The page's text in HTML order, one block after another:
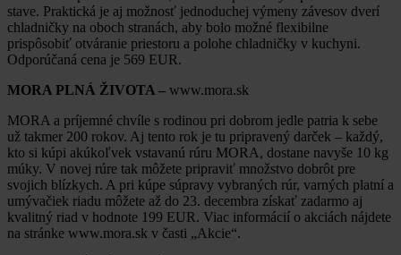
stave. Praktická je aj možnosť jednoduchej výmeny závesov dverí
chladničky na oboch stranách, aby bolo možné flexibilne
prispôsobiť otváranie priestoru a polohe chladničky v kuchyni.
Odporúčaná cena je 569 EUR.
MORA PLNÁ ŽIVOTA – www.mora.sk
MORA a príjemné chvíle s rodinou pri dobrom jedle patria k sebe
už takmer 200 rokov. Aj tento rok je tu pripravený darček – každý,
kto si kúpi akúkoľvek vstavanú rúru MORA, dostane navyše 10 kg
múky. V novej rúre tak môžete pripraviť množstvo dobrôt pre
svojich blízkych. A pri kúpe súpravy vybraných rúr, varných platní a
umývačiek riadu môžete až do 23. decembra získať zadarmo aj
kvalitný riad v hodnote 199 EUR. Viac informácií o akciách nájdete
na stránke www.mora.sk v časti „Akcie“.